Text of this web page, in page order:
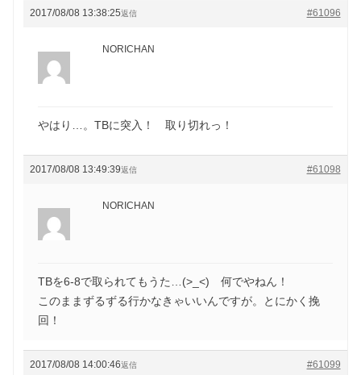
2017/08/08 13:38:25 #61096
返信
NORICHAN
やはり…。TBに突入！ 取り切れっ！
2017/08/08 13:49:39 #61098
返信
NORICHAN
TBを6-8で取られてもうた…(>_<) 何でやねん！
このままずるずる行かなきゃいいんですが。とにかく挽
回！
2017/08/08 14:00:46 #61099
返信